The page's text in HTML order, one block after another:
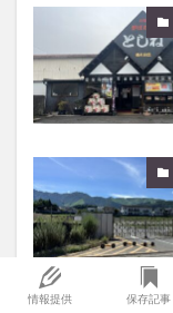
情報提供 保存記事